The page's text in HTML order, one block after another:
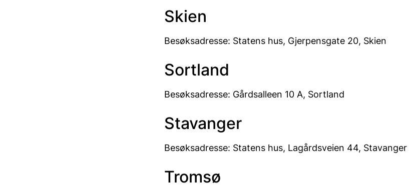
Skien
Besøksadresse: Statens hus, Gjerpensgate 20, Skien
Sortland
Besøksadresse: Gårdsalleen 10 A, Sortland
Stavanger
Besøksadresse: Statens hus, Lagårdsveien 44, Stavanger
Tromsø